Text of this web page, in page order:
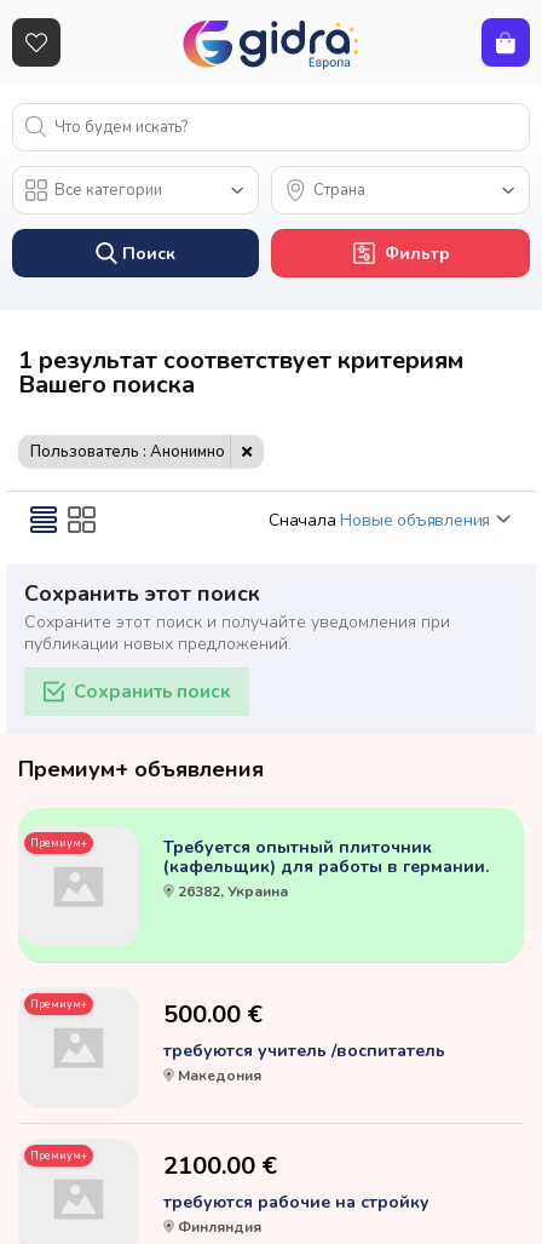
Поиск Фильтр
1 результат соответствует критериям
Вашего поиска
Пользователь : Анонимно
Сначала Новые объявления
Сохранить этот поиск
Сохраните этот поиск и получайте уведомления при
публикации новых предложений.
Сохранить поиск
Премиум+ объявления
Премиум+
Требуется опытный плиточник
(кафельщик) для работы в германии.
26382, Украина
Премиум+ 500.00 €
требуются учитель /воспитатель
Македония
Премиум+ 2100.00 €
требуются рабочие на стройку
Финляндия